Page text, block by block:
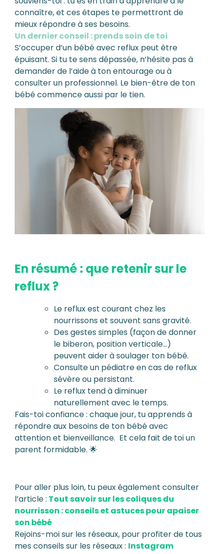
connaître, et ces étapes te permettront de
mieux répondre à ses besoins.
Un dernier conseil : prends soin de toi
S’occuper d’un bébé avec reflux peut être
épuisant. Si tu te sens dépassée, n’hésite pas à
demander de l’aide à ton entourage ou à
consulter un professionnel. Le bien-être de ton
bébé commence aussi par le tien.
En résumé : que retenir sur le
reflux ?
Le reflux est courant chez les
nourrissons et souvent sans gravité.
Des gestes simples (façon de donner
le biberon, position verticale…)
peuvent aider à soulager ton bébé.
Consulte un pédiatre en cas de reflux
sévère ou persistant.
Le reflux tend à diminuer
naturellement avec le temps.
Fais-toi confiance : chaque jour, tu apprends à
répondre aux besoins de ton bébé avec
attention et bienveillance. Et cela fait de toi un
parent formidable. 🌟
Pour aller plus loin, tu peux également consulter
l’article : Tout savoir sur les coliques du
nourrisson : conseils et astuces pour apaiser
son bébé
Rejoins-moi sur les réseaux, pour profiter de tous
mes conseils sur les réseaux : Instagram